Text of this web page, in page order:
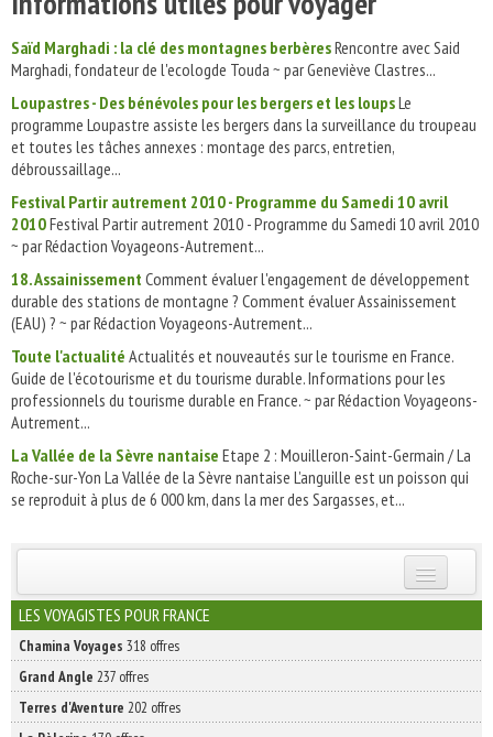
Saïd Marghadi : la clé des montagnes berbèresRencontre avec Said
Marghadi, fondateur de l'ecologde Touda ~ par Geneviève Clastres...
Loupastres - Des bénévoles pour les bergers et les loupsLe
programme Loupastre assiste les bergers dans la surveillance du troupeau
et toutes les tâches annexes : montage des parcs, entretien,
débroussaillage...
Festival Partir autrement 2010 - Programme du Samedi 10 avril
2010Festival Partir autrement 2010 - Programme du Samedi 10 avril 2010
~ par Rédaction Voyageons-Autrement...
18. Assainissement Comment évaluer l'engagement de développement
durable des stations de montagne ? Comment évaluer Assainissement
(EAU) ? ~ par Rédaction Voyageons-Autrement...
Toute l'actualité Actualités et nouveautés sur le tourisme en France.
Guide de l'écotourisme et du tourisme durable. Informations pour les
professionnels du tourisme durable en France. ~ par Rédaction Voyageons-
Autrement...
La Vallée de la Sèvre nantaise Etape 2 : Mouilleron-Saint-Germain / La
Roche-sur-Yon La Vallée de la Sèvre nantaise L’anguille est un poisson qui
se reproduit à plus de 6 000 km, dans la mer des Sargasses, et...
INSCRIVEZ-VOUS | ABONNEZ-VOUS
LES VOYAGISTES POUR FRANCE
Chamina Voyages 318 offres
Grand Angle 237 offres
Terres d'Aventure 202 offres